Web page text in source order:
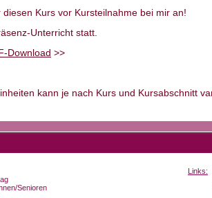
Kurs vor Kursteilnahme bei mir an!
Unterricht statt.
Download >>
kann je nach Kurs und Kursabschnitt
Senioren
Links: